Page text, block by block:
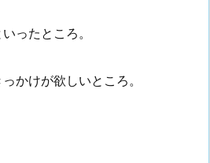
ったところ。
かけが欲しいところ。